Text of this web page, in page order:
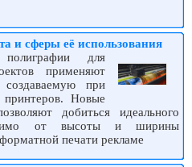
и сферы её использования
для
применяют
при
Новые
добиться идеального
от высоты и ширины
печати рекламе